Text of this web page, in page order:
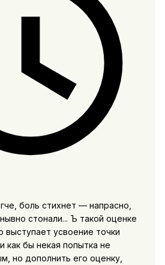
боль стихнет — напрасно,
стонали... Ъ такой оценке
выступает усвоение точки
как бы некая попытка не
но дополнить его оценку,